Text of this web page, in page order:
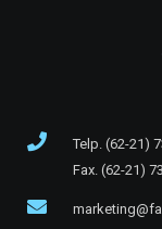
Telp. (62-21)
Fax. (62-21)